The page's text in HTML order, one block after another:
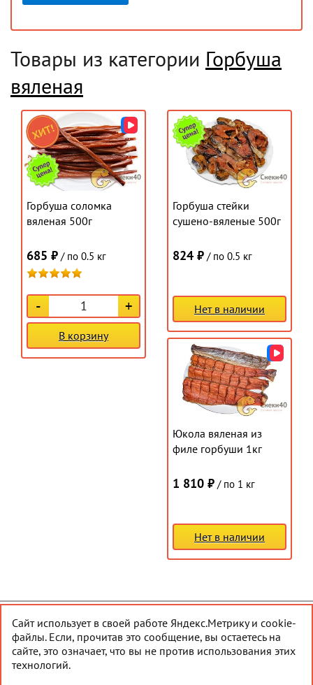
Товары из категории Горбуша
вяленая
Горбуша соломка
вяленая 500г
685 ₽ / по 0.5 кг
- +
В корзину
Горбуша стейки
сушено-вяленые 500г
824 ₽ / по 0.5 кг
Нет в наличии
Юкола вяленая из
филе горбуши 1кг
1 810 ₽ / по 1 кг
Нет в наличии
© 2026 Снеки40
Создание сайта — АйТи-Эскорт
Наверх
Сайт использует в своей работе Яндекс.Метрику и cookie-
файлы. Если, прочитав это сообщение, вы остаетесь на
сайте, это означает, что вы не против использования этих
технологий.